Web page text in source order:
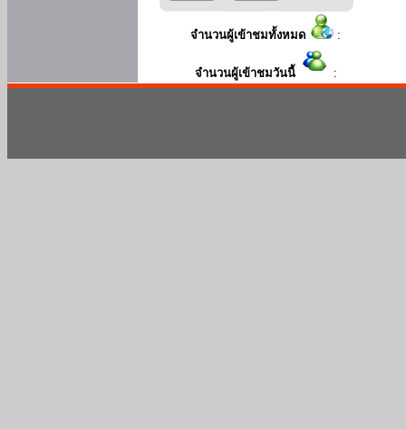
จำนวนผู้เข้าชมทั้งหมด :
จำนวนผู้เข้าชมวันนี้ :